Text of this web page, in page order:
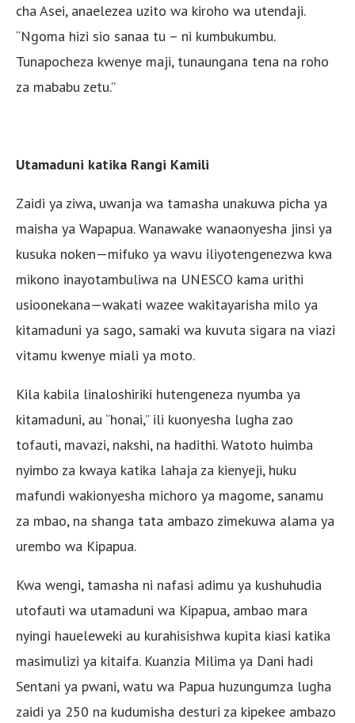
cha Asei, anaelezea uzito wa kiroho wa utendaji.
“Ngoma hizi sio sanaa tu – ni kumbukumbu.
Tunapocheza kwenye maji, tunaungana tena na roho
za mababu zetu.”
Utamaduni katika Rangi Kamili
Zaidi ya ziwa, uwanja wa tamasha unakuwa picha ya
maisha ya Wapapua. Wanawake wanaonyesha jinsi ya
kusuka noken—mifuko ya wavu iliyotengenezwa kwa
mikono inayotambuliwa na UNESCO kama urithi
usioonekana—wakati wazee wakitayarisha milo ya
kitamaduni ya sago, samaki wa kuvuta sigara na viazi
vitamu kwenye miali ya moto.
Kila kabila linaloshiriki hutengeneza nyumba ya
kitamaduni, au “honai,” ili kuonyesha lugha zao
tofauti, mavazi, nakshi, na hadithi. Watoto huimba
nyimbo za kwaya katika lahaja za kienyeji, huku
mafundi wakionyesha michoro ya magome, sanamu
za mbao, na shanga tata ambazo zimekuwa alama ya
urembo wa Kipapua.
Kwa wengi, tamasha ni nafasi adimu ya kushuhudia
utofauti wa utamaduni wa Kipapua, ambao mara
nyingi haueleweki au kurahisishwa kupita kiasi katika
masimulizi ya kitaifa. Kuanzia Milima ya Dani hadi
Sentani ya pwani, watu wa Papua huzungumza lugha
zaidi ya 250 na kudumisha desturi za kipekee ambazo